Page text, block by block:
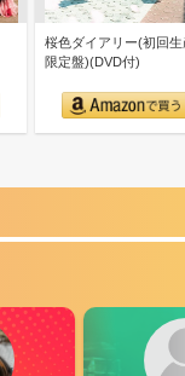
桜色ダイアリー(初回生
限定盤)(DVD付)